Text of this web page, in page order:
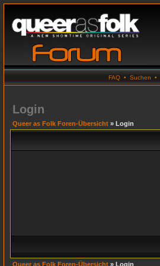
FAQ • Suchen •
Login
Queer as Folk Foren-Übersicht » Login
Queer as Folk Foren-Übersicht » Login